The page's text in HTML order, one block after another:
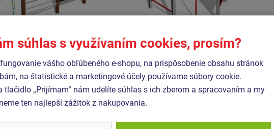
šplhacia sieť, rebriny, 2x
lanový rebrík, 2x šplhacie
Šplhacia tyč, rebriny, lanový rebrík, hrazda,
šplhacia sieť, lezecká stena.
súhlas s využívaním cookies, prosím?
vášho obľúbeného e-shopu, na prispôsobenie obsahu stránok
na štatistické a marketingové účely používame súbory cookie.
tlačidlo „Prijímam“ nám udelíte súhlas s ich zberom a spracovaním a my
ten najlepší zážitok z nakupovania.